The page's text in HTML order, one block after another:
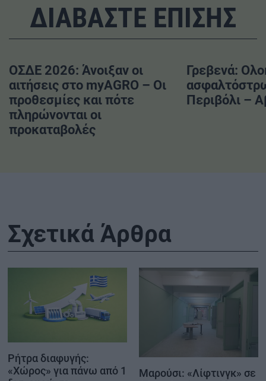
ΔΙΑΒΑΣΤΕ ΕΠΙΣΗΣ
ΟΣΔΕ 2026: Άνοιξαν οι
αιτήσεις στο myAGRO – Οι
προθεσμίες και πότε
πληρώνονται οι
προκαταβολές
Γρεβενά:
Περιβόλι –
Σχετικά Άρθρα
Ρήτρα διαφυγής:
«Χώρος» για πάνω από 1
Μαρούσι: «Λίφτινγκ» σε